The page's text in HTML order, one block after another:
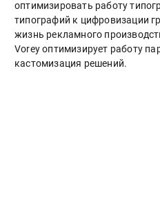
оптимизировать работу
типографий к цифровизации
жизнь рекламного
Vorey оптимизирует работу
кастомизация решений.